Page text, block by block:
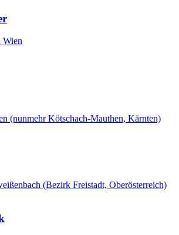
Wien
(nunmehr Kötschach-Mauthen, Kärnten)
(Bezirk Freistadt, Oberösterreich)